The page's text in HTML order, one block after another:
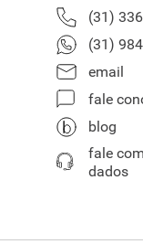
(31)
(31)
email
fale
blog
fale
dados